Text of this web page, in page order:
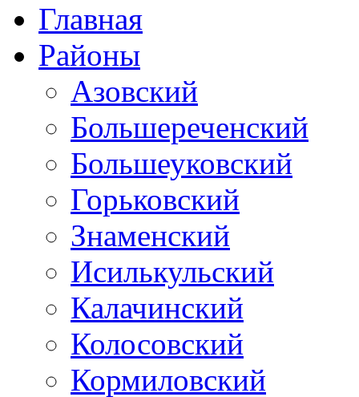
Главная
Районы
Азовский
Большереченский
Большеуковский
Горьковский
Знаменский
Исилькульский
Калачинский
Колосовский
Кормиловский